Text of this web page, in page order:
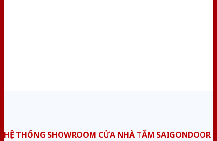
HỆ THỐNG SHOWROOM CỬA NHÀ TẮM SAIGONDOOR